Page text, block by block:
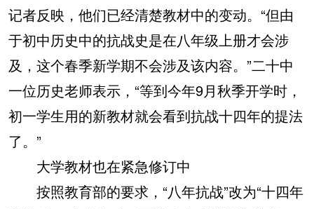
记者反映，他们已经清楚教材中的变动。“但由
于初中历史中的抗战史是在八年级上册才会涉
及，这个春季新学期不会涉及该内容。”二十中
一位历史老师表示，“等到今年9月秋季开学时，
初一学生用的新教材就会看到抗战十四年的提法
了。”
大学教材也在紧急修订中
按照教育部的要求，“八年抗战”改为“十四年